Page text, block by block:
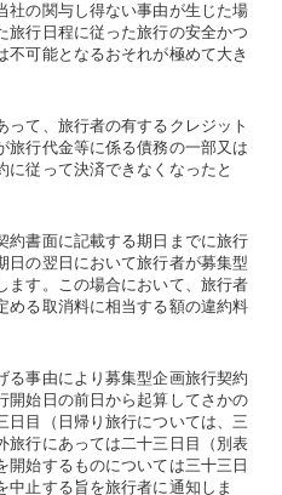
社の関与し得ない事由が生じた場
旅行日程に従った旅行の安全かつ
不可能となるおそれが極めて大き
て、旅行者の有するクレジット
旅行代金等に係る債務の一部又は
に従って決済できなくなったと
書面に記載する期日までに旅行
日の翌日において旅行者が募集型
ます。この場合において、旅行者
める取消料に相当する額の違約料
事由により募集型企画旅行契約
開始日の前日から起算してさかの
日目（日帰り旅行については、三
旅行にあっては二十三日目（別表
開始するものについては三十三日
中止する旨を旅行者に通知しま